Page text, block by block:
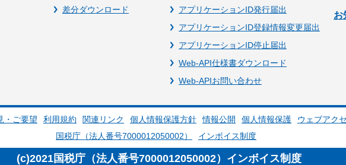
差分ダウンロード
アプリケーションID発行届出
アプリケーションID登録情報変更届出
アプリケーションID停止届出
Web-API仕様書ダウンロード
Web-APIお問い合わせ
お
・ご要望 利用規約 関連リンク 個人情報保護方針 情報公開 個人情報保護
ウェブアク
国税庁（法人番号7000012050002）
インボイス制度
(c)2021国税庁（法人番号7000012050002）インボイス制度